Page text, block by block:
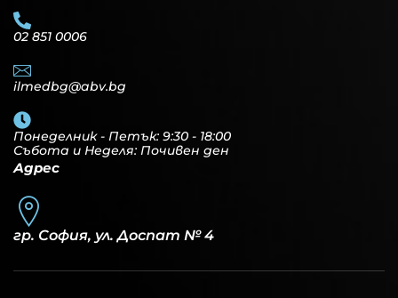
02 851 0006
ilmedbg@abv.bg
Понеделник - Петък: 9:30 - 18:00
Събота и Неделя: Почивен ден
Адрес
гр. София, ул. Доспат № 4